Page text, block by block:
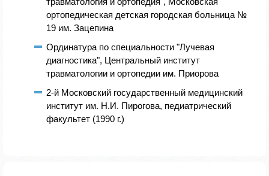
ортопедическая детская городская больница №
19 им. Зацепина
Ординатура по специальности "Лучевая
диагностика", Центральный институт
травматологии и ортопедии им. Приорова
2-й Московский государственный медицинский
институт им. Н.И. Пирогова, педиатрический
факультет (1990 г.)